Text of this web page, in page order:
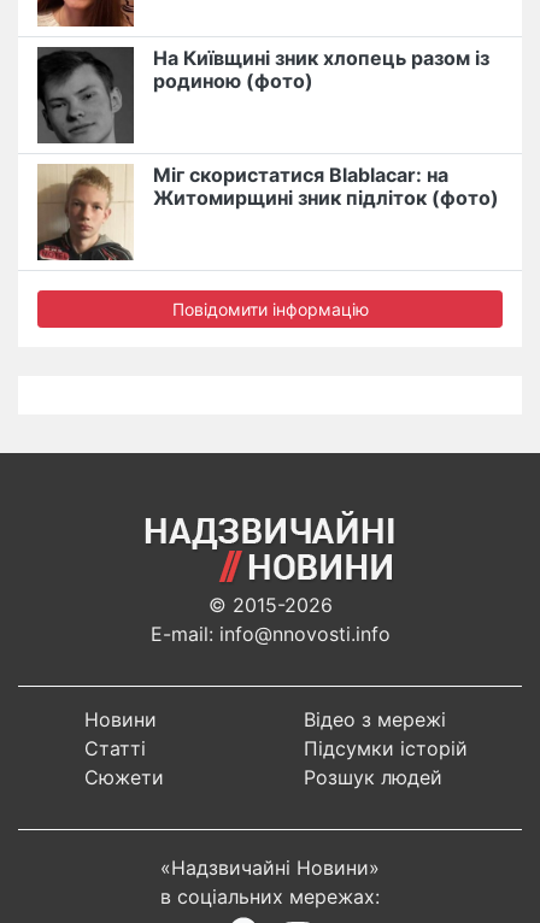
На Київщині зник хлопець разом із
родиною (фото)
Міг скористатися Blablacar: на
Житомирщині зник підліток (фото)
Повідомити інформацію
© 2015-2026
E-mail: info@nnovosti.info
Новини
Статті
Сюжети
Відео з мережі
Підсумки історій
Розшук людей
«Надзвичайні Новини»
в соціальних мережах: